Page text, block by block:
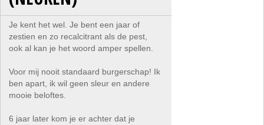
Je kent het wel. Je bent een jaar of
zestien en zo recalcitrant als de pest,
ook al kan je het woord amper spellen.
Voor mij nooit standaard burgerschap! Ik
ben apart, ik wil geen sleur en andere
mooie beloftes.
6 jaar later kom je er achter dat je